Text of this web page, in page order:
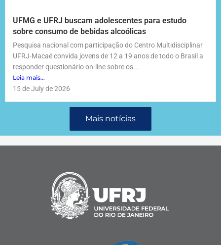
UFMG e UFRJ buscam adolescentes para estudo
sobre consumo de bebidas alcoólicas
Pesquisa nacional com participação do Centro Multidisciplinar
UFRJ-Macaé convida jovens de 12 a 19 anos de todo o Brasil a
responder questionário on-line sobre os...
Leia mais...
15 de July de 2026
Mais notícias